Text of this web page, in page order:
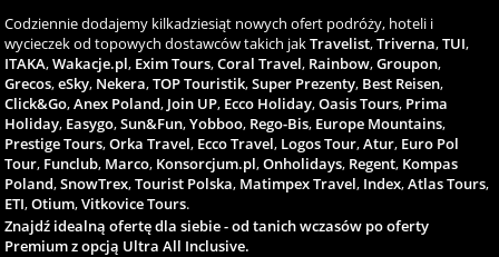
Codziennie dodajemy kilkadziesiąt nowych ofert podróży, hoteli i
wycieczek od topowych dostawców takich jakTravelist,Triverna,TUI,
ITAKA,Wakacje.pl, Exim Tours,Coral Travel, Rainbow,Groupon,
Grecos,eSky, Nekera,TOP Touristik,Super Prezenty, Best Reisen,
Click&Go,Anex Poland, Join UP, Ecco Holiday,Oasis Tours, Prima
Holiday, Easygo,Sun&Fun,Yobboo, Rego-Bis, Europe Mountains,
Prestige Tours,Orka Travel, Ecco Travel, Logos Tour,Atur, Euro Pol
Tour, Funclub, Marco, Konsorcjum.pl,Onholidays, Regent, Kompas
Poland,SnowTrex,Tourist Polska, Matimpex Travel, Index,Atlas Tours,
ETI,Otium,Vitkovice Tours.
Znajdź idealną ofertę dla siebie - od tanich wczasów po oferty
Premium z opcją Ultra All Inclusive.